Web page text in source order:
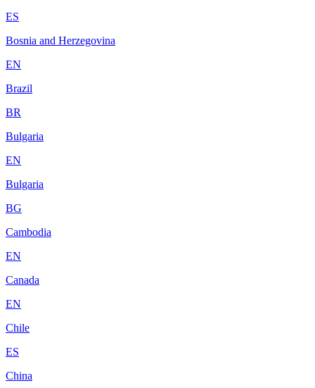
ES
Bosnia and Herzegovina
EN
Brazil
BR
Bulgaria
EN
Bulgaria
BG
Cambodia
EN
Canada
EN
Chile
ES
China